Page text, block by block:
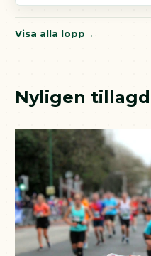
Visa alla lopp
Nyligen